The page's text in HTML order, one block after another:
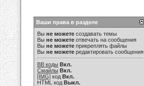
Ваши права в разделе
Вы не можете создавать темы
Вы не можете отвечать на сообщения
Вы не можете прикреплять файлы
Вы не можете редактировать сообщения
BB коды Вкл.
Смайлы Вкл.
[IMG] код Вкл.
HTML код Выкл.